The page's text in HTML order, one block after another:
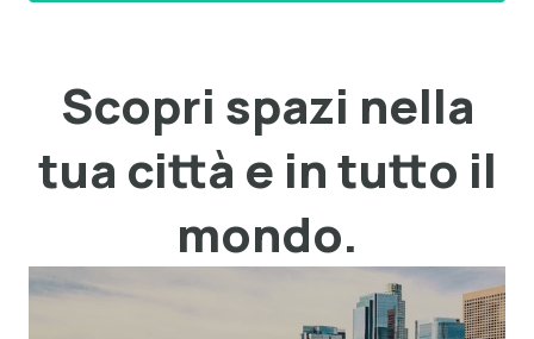
Scopri spazi nella
tua città e in tutto il
mondo.